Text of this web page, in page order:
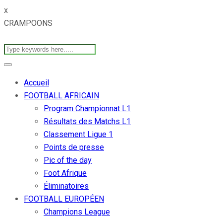
x
CRAMPOONS
Accueil
FOOTBALL AFRICAIN
Program Championnat L1
Résultats des Matchs L1
Classement Ligue 1
Points de presse
Pic of the day
Foot Afrique
Éliminatoires
FOOTBALL EUROPÉEN
Champions League